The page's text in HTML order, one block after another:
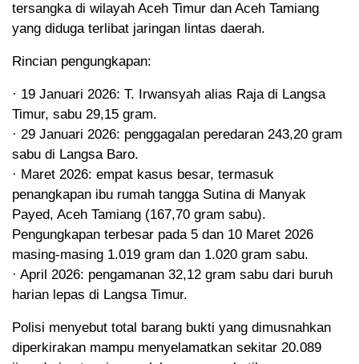
tersangka di wilayah Aceh Timur dan Aceh Tamiang
yang diduga terlibat jaringan lintas daerah.
Rincian pengungkapan:
· 19 Januari 2026: T. Irwansyah alias Raja di Langsa
Timur, sabu 29,15 gram.
· 29 Januari 2026: penggagalan peredaran 243,20 gram
sabu di Langsa Baro.
· Maret 2026: empat kasus besar, termasuk
penangkapan ibu rumah tangga Sutina di Manyak
Payed, Aceh Tamiang (167,70 gram sabu).
Pengungkapan terbesar pada 5 dan 10 Maret 2026
masing-masing 1.019 gram dan 1.020 gram sabu.
· April 2026: pengamanan 32,12 gram sabu dari buruh
harian lepas di Langsa Timur.
Polisi menyebut total barang bukti yang dimusnahkan
diperkirakan mampu menyelamatkan sekitar 20.089